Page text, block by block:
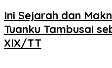
Ini Sejarah dan
Tuanku Tambusai
XIX/TT